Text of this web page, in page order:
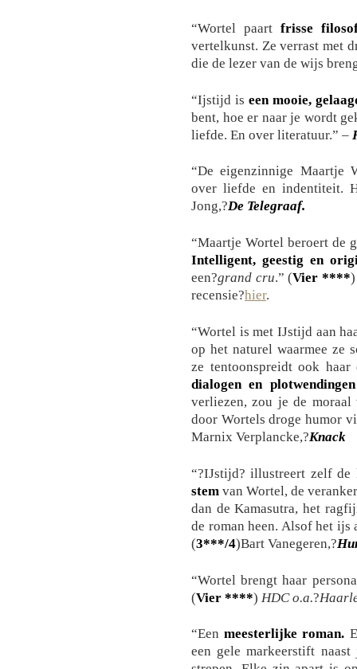
“Wortel paart frisse
vertelkunst. Ze verrast met
die de lezer van de wijs
“Ijstijd is een mooie,
bent, hoe er naar je wordt
liefde. En over literatuur.” –
“De eigenzinnige Maartje
over liefde en indentiteit.
Jong,?De Telegraaf.
“Maartje Wortel beroert de
Intelligent, geestig en
een?grand cru.” (Vier ****
recensie?hier.
“Wortel is met IJstijd aan
op het naturel waarmee ze
ze tentoonspreidt ook
dialogen en plotwendingen
verliezen, zou je de moraal
door Wortels droge humor
Marnix Verplancke,?Knack
“?IJstijd? illustreert zelf
stem van Wortel, de
dan de Kamasutra, het
de roman heen. Alsof het ijs
(3***/4)Bart Vanegeren,?
“Wortel brengt haar
(Vier ****) HDC o.a.?
“Eenmeesterlijke roman.
een gele markeerstift